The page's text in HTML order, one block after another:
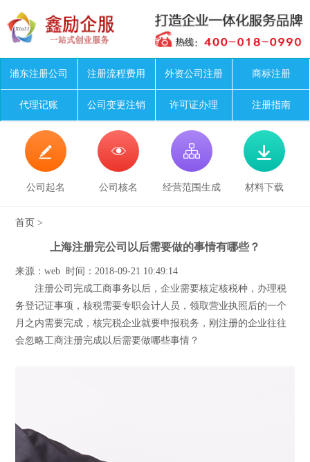
浦东注册公司 注册流程费用 外资公司注册 商标注册
代理记账 公司变更注销 许可证办理 注册指南

公司起名

公司核名

经营范围生成

材料下载
首页 >
上海注册完公司以后需要做的事情有哪些？
来源：web 时间：2018-09-21 10:49:14
注册公司完成工商事务以后，企业需要核定核税种，办理税
务登记证事项，核税需要专职会计人员，领取营业执照后的一个
月之内需要完成，核完税企业就要申报税务，刚注册的企业往往
会忽略工商注册完成以后需要做哪些事情？